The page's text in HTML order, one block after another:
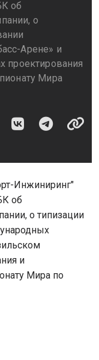
об
о
Арене» и
проектирования
Мира
Инжиниринг"
об
о типизации
и
Мира по